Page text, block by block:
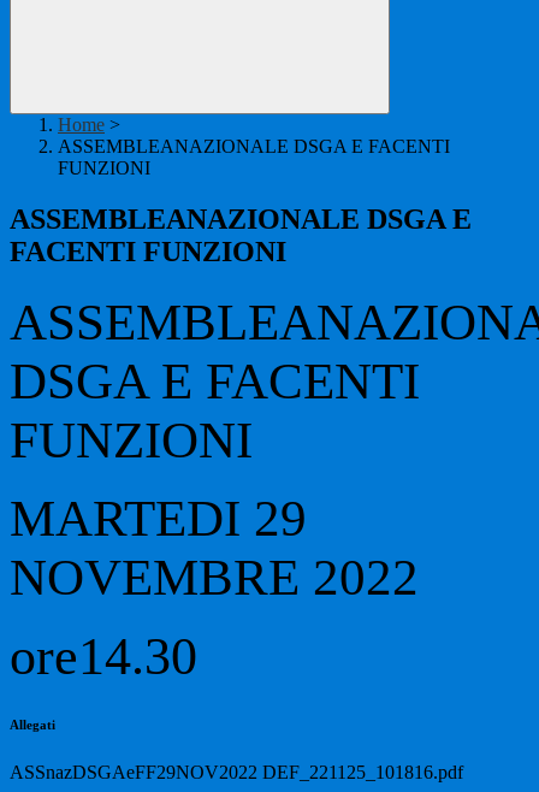
Home >
ASSEMBLEANAZIONALE DSGA E FACENTI
FUNZIONI
ASSEMBLEANAZIONALE DSGA E
FACENTI FUNZIONI
DSGA E FACENTI
FUNZIONI
MARTEDI 29
NOVEMBRE 2022
ore14.30
Allegati
ASSnazDSGAeFF29NOV2022 DEF_221125_101816.pdf